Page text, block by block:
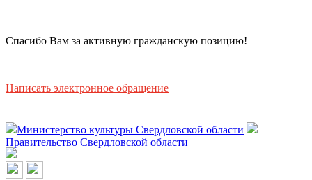
Спасибо Вам за активную гражданскую позицию!
Написать электронное обращение
Министерство культуры Свердловской области
Правительство Свердловской области